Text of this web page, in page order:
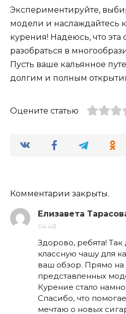
Экспериментируйте,
модели и наслаждайтесь
курения! Надеюсь, что эта
разобраться в
Пусть ваше кальянное
долгим и полным
Оцените статью
Комментарии закрыты.
Елизавета
04:48
Здорово, ребята! Так
классную чашу для
ваш обзор. Прямо на
представленных
Курение стало
Спасибо, что
мечтаю о новых